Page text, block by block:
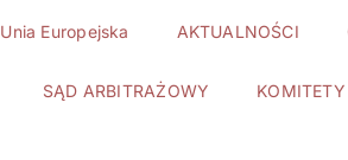
Unia Europejska AKTUALNOŚCI
SĄD ARBITRAŻOWY KOMITETY